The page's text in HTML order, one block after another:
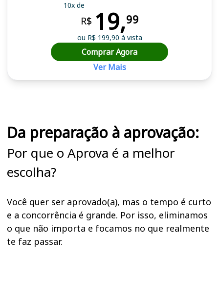
10x de
R$ 19,99
ou R$ 199,90 à vista
Comprar Agora
Ver Mais
Da preparação à aprovação:
Por que o Aprova é a melhor
escolha?
Você quer ser aprovado(a), mas o tempo é curto
e a concorrência é grande. Por isso, eliminamos
o que não importa e focamos no que realmente
te faz passar.